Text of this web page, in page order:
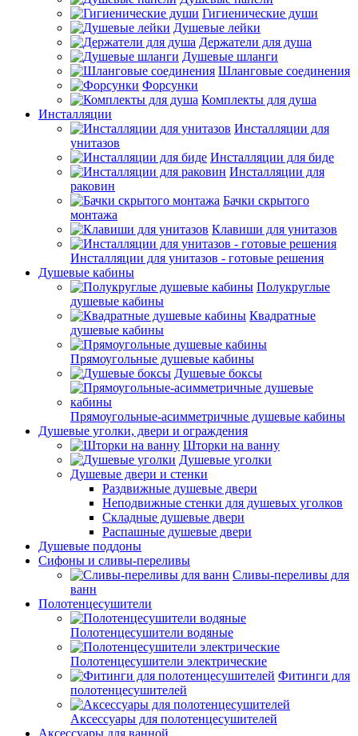
Гигиенические души
Душевые лейки
Держатели для душа
Душевые шланги
Шланговые соединения
Форсунки
Комплекты для душа
Инсталляции
Инсталляции для
унитазов
Инсталляции для биде
Инсталляции для
раковин
Бачки скрытого
монтажа
Клавиши для унитазов
Инсталляции для унитазов - готовые решения
Душевые кабины
Полукруглые
душевые кабины
Квадратные
душевые кабины
Прямоугольные душевые кабины
Душевые боксы
Прямоугольные-асимметричные душевые кабины
Душевые уголки, двери и ограждения
Шторки на ванну
Душевые уголки
Душевые двери и стенки
Раздвижные душевые двери
Неподвижные стенки для душевых уголков
Складные душевые двери
Распашные душевые двери
Душевые поддоны
Сифоны и сливы-переливы
Сливы-переливы для
ванн
Полотенцесушители
Полотенцесушители водяные
Полотенцесушители электрические
Фитинги для
полотенцесушителей
Аксессуары для полотенцесушителей
Аксессуары для ванной